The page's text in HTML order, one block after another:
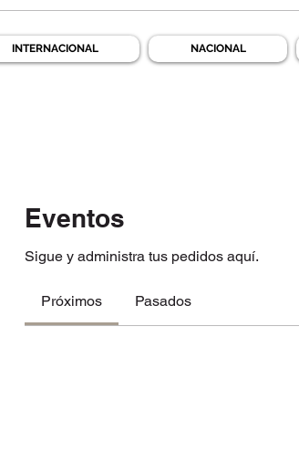
INTERNACIONAL NACIONAL
Eventos
Sigue y administra tus pedidos aquí.
Próximos Pasados